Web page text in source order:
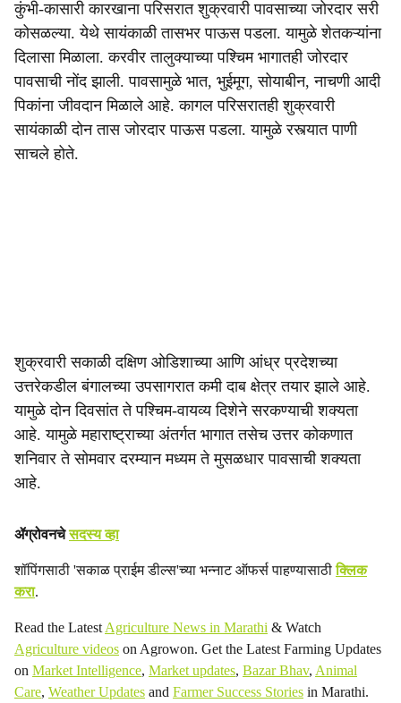
कुंभी-कासारी कारखाना परिसरात शुक्रवारी पावसाच्या जोरदार सरी
कोसळल्या. येथे सायंकाळी तासभर पाऊस पडला. यामुळे शेतकऱ्यांना
दिलासा मिळाला. करवीर तालुक्याच्या पश्चिम भागातही जोरदार
पावसाची नोंद झाली. पावसामुळे भात, भुईमूग, सोयाबीन, नाचणी आदी
पिकांना जीवदान मिळाले आहे. कागल परिसरातही शुक्रवारी
सायंकाळी दोन तास जोरदार पाऊस पडला. यामुळे रस्त्यात पाणी
साचले होते.
शुक्रवारी सकाळी दक्षिण ओडिशाच्या आणि आंध्र प्रदेशच्या
उत्तरेकडील बंगालच्या उपसागरात कमी दाब क्षेत्र तयार झाले आहे.
यामुळे दोन दिवसांत ते पश्चिम-वायव्य दिशेने सरकण्याची शक्यता
आहे. यामुळे महाराष्ट्राच्या अंतर्गत भागात तसेच उत्तर कोकणात
शनिवार ते सोमवार दरम्यान मध्यम ते मुसळधार पावसाची शक्यता
आहे.
ॲग्रोवनचेसदस्य व्हा
शॉपिंगसाठी 'सकाळ प्राईम डील्स'च्या भन्नाट ऑफर्स पाहण्यासाठीक्लिक
करा.
Read the Latest Agriculture News in Marathi & Watch
Agriculture videos on Agrowon. Get the Latest Farming Updates
on Market Intelligence, Market updates, Bazar Bhav, Animal
Care, Weather Updates and Farmer Success Stories in Marathi.